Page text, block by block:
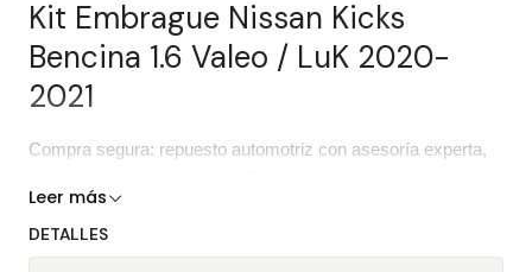
Kit Embrague Nissan Kicks
Bencina 1.6 Valeo / LuK 2020-
2021
Compra segura: repuesto automotriz con asesoría experta,
Características del repuesto
Leer más
DETALLES